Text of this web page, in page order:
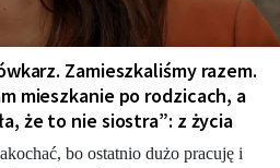
Zamieszkaliśmy razem.
mieszkanie po rodzicach, a
że to nie siostra”: z życia
bo ostatnio dużo pracuję i